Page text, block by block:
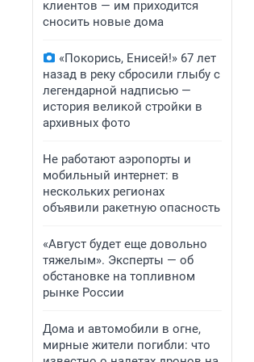
клиентов — им приходится
сносить новые дома
«Покорись, Енисей!» 67 лет
назад в реку сбросили глыбу с
легендарной надписью —
история великой стройки в
архивных фото
Не работают аэропорты и
мобильный интернет: в
нескольких регионах
объявили ракетную опасность
«Август будет еще довольно
тяжелым». Эксперты — об
обстановке на топливном
рынке России
Дома и автомобили в огне,
мирные жители погибли: что